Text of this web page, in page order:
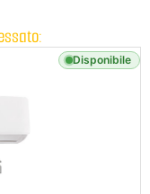
Disponibile